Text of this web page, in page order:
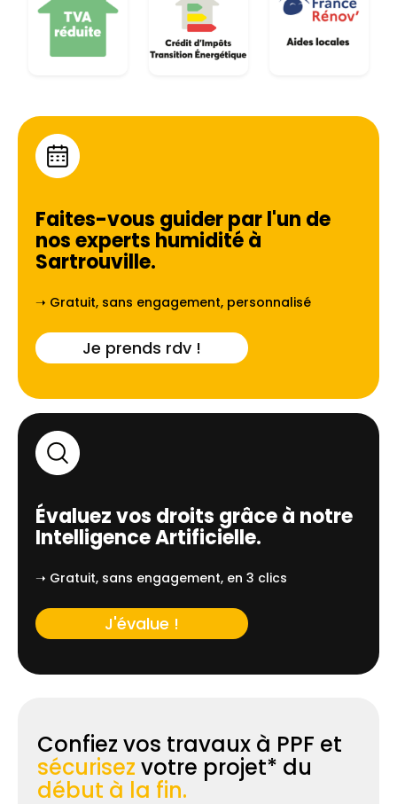
Faites-vous guider par l'un de
nos experts humidité à
Sartrouville.
➝ Gratuit, sans engagement, personnalisé
Je prends rdv !
Évaluez vos droits grâce à notre
Intelligence Artificielle.
➝ Gratuit, sans engagement, en 3 clics
J'évalue !
Confiez vos travaux à PPF et
sécurisez votre projet* du
début à la fin.